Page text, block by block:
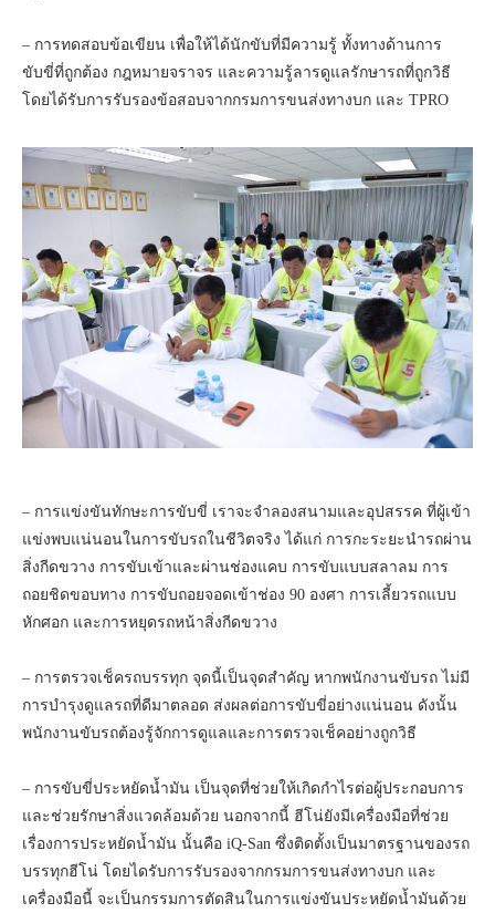
– การทดสอบข้อเขียน เพื่อให้ได้นักขับที่มีความรู้ ทั้งทางด้านการ
ขับขี่ที่ถูกต้อง กฎหมายจราจร และความรู้ลารดูแลรักษารถที่ถูกวิธี
โดยได้รับการรับรองข้อสอบจากกรมการขนส่งทางบก และ TPRO
– การแข่งขันทักษะการขับขี่ เราจะจำลองสนามและอุปสรรค ที่ผู้เข้า
แข่งพบแน่นอนในการขับรถในชีวิตจริง ได้แก่ การกะระยะนำรถผ่าน
สิ่งกีดขวาง การขับเข้าและผ่านช่องแคบ การขับแบบสลาลม การ
ถอยชิดขอบทาง การขับถอยจอดเข้าช่อง 90 องศา การเลี้ยวรถแบบ
หักศอก และการหยุดรถหน้าสิ่งกีดขวาง
– การตรวจเช็ครถบรรทุก จุดนี้เป็นจุดสำคัญ หากพนักงานขับรถ ไม่มี
การบำรุงดูแลรถที่ดีมาตลอด ส่งผลต่อการขับขี่อย่างแน่นอน ดังนั้น
พนักงานขับรถต้องรู้จักการดูแลและการตรวจเช็คอย่างถูกวิธี
– การขับขี่ประหยัดน้ำมัน เป็นจุดที่ช่วยให้เกิดกำไรต่อผู้ประกอบการ
และช่วยรักษาสิ่งแวดล้อมด้วย นอกจากนี้ ฮีโน่ยังมีเครื่องมือที่ช่วย
เรื่องการประหยัดน้ำมัน นั้นคือ iQ-San ซึ่งติดตั้งเป็นมาตรฐานของรถ
บรรทุกฮีโน่ โดยไดรับการรับรองจากกรมการขนส่งทางบก และ
เครื่องมือนี้ จะเป็นกรรมการตัดสินในการแข่งขันประหยัดน้ำมันด้วย